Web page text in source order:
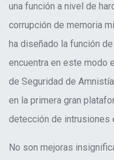
una función a nivel de
corrupción de memoria
ha diseñado la función
encuentra en este modo
de Seguridad de
en la primera gran
detección de intrusiones
No son mejoras